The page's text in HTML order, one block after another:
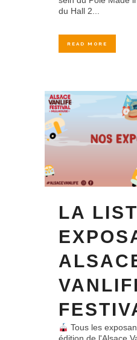
du Hall 2...
READ MORE
LA
Tous les